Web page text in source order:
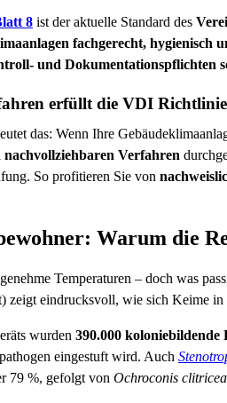
8 ist der aktuelle Standard des
fachgerecht, hygienisch
und Dokumentationspflichten
erfüllt die VDI
das: Wenn Ihre
Verfahren
So profitieren Sie von
Warum die
Temperaturen – doch was
zeigt eindrucksvoll, wie sich Keime
wurden 390.000
eingestuft wird. Auch
79 %, gefolgt von Ochroconis